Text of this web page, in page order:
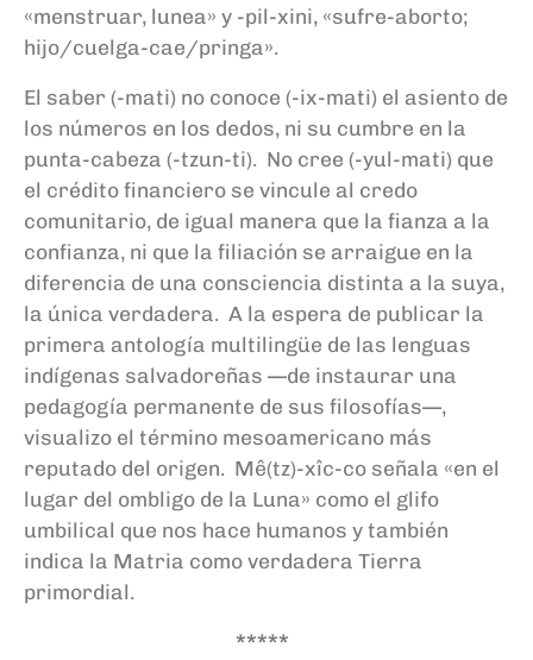
«menstruar, lunea» y -pil-xini, «sufre-aborto;
hijo/cuelga-cae/pringa».
El saber (-mati) no conoce (-ix-mati) el asiento de
los números en los dedos, ni su cumbre en la
punta-cabeza (-tzun-ti). No cree (-yul-mati) que
el crédito financiero se vincule al credo
comunitario, de igual manera que la fianza a la
confianza, ni que la filiación se arraigue en la
diferencia de una consciencia distinta a la suya,
la única verdadera. A la espera de publicar la
primera antología multilingüe de las lenguas
indígenas salvadoreñas —de instaurar una
pedagogía permanente de sus filosofías—,
visualizo el término mesoamericano más
reputado del origen. Mê(tz)-xîc-co señala «en el
lugar del ombligo de la Luna» como el glifo
umbilical que nos hace humanos y también
indica la Matria como verdadera Tierra
primordial.
*****